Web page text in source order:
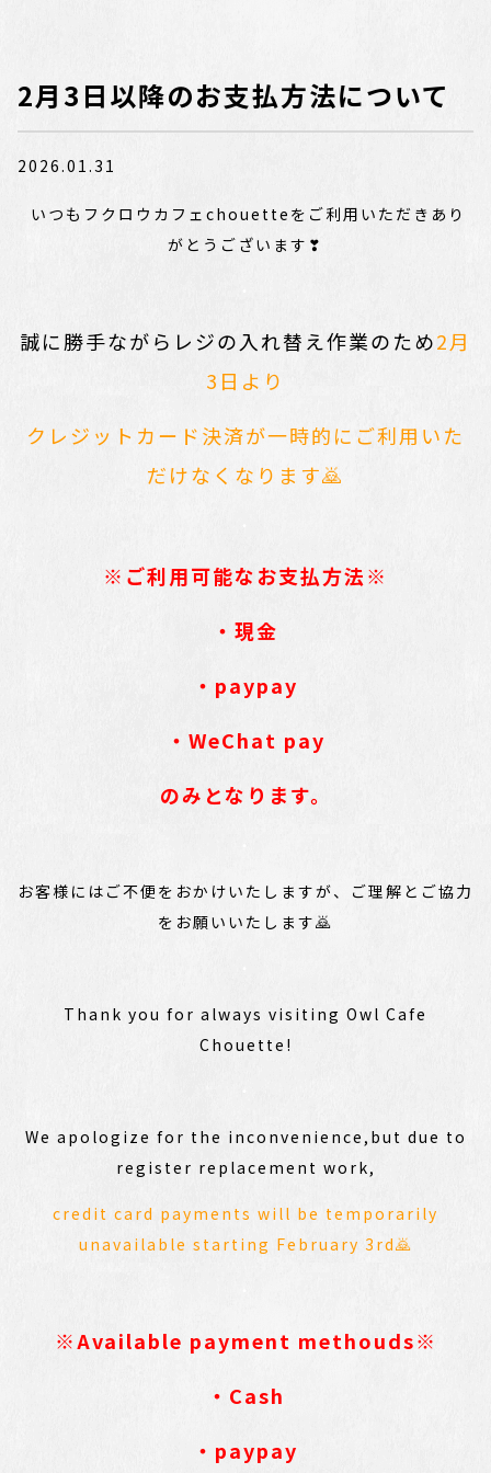
2月3日以降のお支払方法について
2026.01.31
いつもフクロウカフェchouetteをご利用いただきあり
がとうございます❣
誠に勝手ながらレジの入れ替え作業のため2月
3日より
クレジットカード決済が一時的にご利用いた
だけなくなります🙇
※ご利用可能なお支払方法※
・現金
・paypay
・WeChat pay
のみとなります。
お客様にはご不便をおかけいたしますが、ご理解とご協力
をお願いいたします🙇
Thank you for always visiting Owl Cafe
Chouette!
We apologize for the inconvenience,but due to
register replacement work,
credit card payments will be temporarily
unavailable starting February 3rd🙇
※Available payment methouds※
・Cash
・paypay